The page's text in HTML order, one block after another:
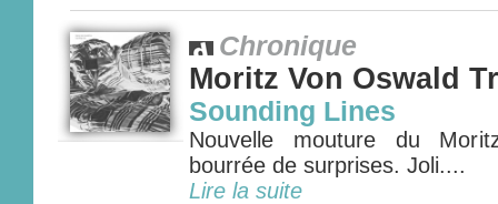
Chronique
Moritz Von Oswald
Sounding Lines
Nouvelle mouture du
bourrée de surprises. Joli....
Lire la suite